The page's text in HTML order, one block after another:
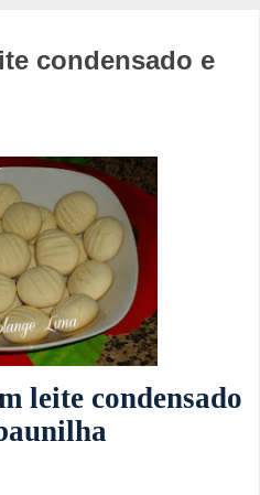
condensado e
leite condensado